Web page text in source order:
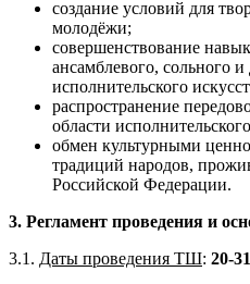
создание условий для
молодёжи;
совершенствование
ансамблевого, сольного
исполнительского
распространение
области
обмен культурными
традиций народов,
Российской Федерации.
3. Регламент проведения и
3.1. Даты проведения ТШ: 20-